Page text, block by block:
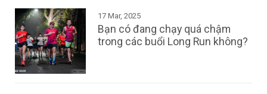
17 Mar, 2025
Bạn có đang chạy quá chậm
trong các buổi Long Run không?